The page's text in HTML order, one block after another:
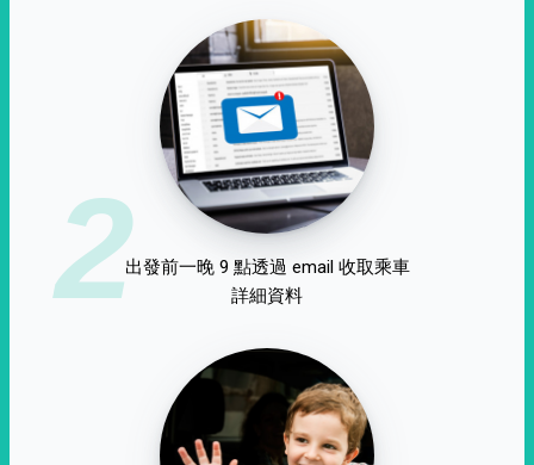
2出發前一晚 9 點透過 email 收取乘車
詳細資料